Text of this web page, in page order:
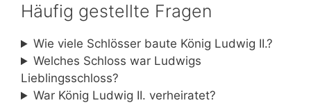
Häufig gestellte Fragen
Wie viele Schlösser baute König Ludwig II.?
Welches Schloss war Ludwigs
Lieblingsschloss?
War König Ludwig II. verheiratet?